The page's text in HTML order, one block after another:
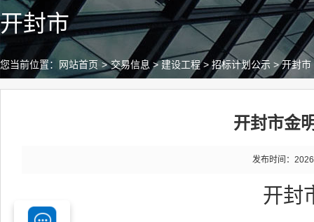
开封市
您当前位置： 网站首页 > 交易信息 >建设工程>招标计划公示 >开封市
开封市金
发布时间：
开封